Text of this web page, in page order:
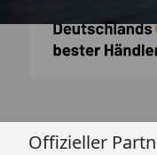
Offizieller